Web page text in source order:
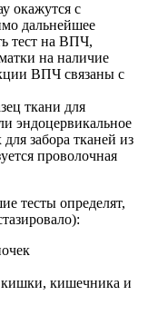
окажутся с
дальнейшее
тест на ВПЧ,
на наличие
ВПЧ связаны с
ткани для
эндоцервикальное
забора тканей из
проволочная
тесты определят,
кишки, кишечника и